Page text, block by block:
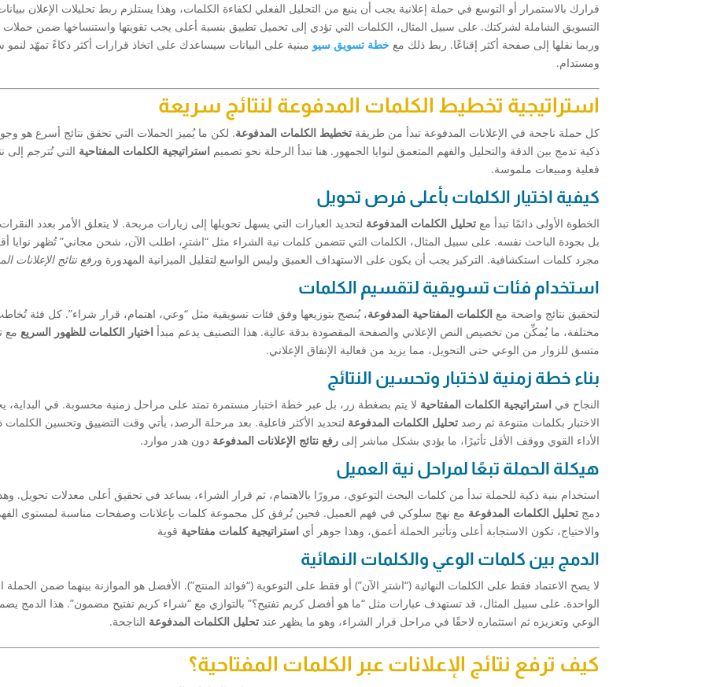
قرارك بالاستمرار أو التوسع في حملة إعلانية يجب أن ينبع من التحليل الفعلي لكفاءة الكلمات، وهذا يستلزم ربط تحليلات الإعلان
التسويق الشاملة لشركتك. على سبيل المثال، الكلمات التي تؤدي إلى تحميل تطبيق بنسبة أعلى يجب تقويتها واستنساخها ضمن حملات
وربما نقلها إلى صفحة أكثر إقناعًا. ربط ذلك معخطة تسويق سيو مبنية على البيانات سيساعدك على اتخاذ قرارات أكثر ذكاءً تمهّد لنمو
ومستدام.
استراتيجية تخطيط الكلمات المدفوعة لنتائج سريعة
كل حملة ناجحة في الإعلانات المدفوعة تبدأ من طريقةتخطيط الكلمات المدفوعة. لكن ما يُميز الحملات التي تحقق نتائج أسرع هو
ذكية تدمج بين الدقة والتحليل والفهم المتعمق لنوايا الجمهور. هنا تبدأ الرحلة نحو تصميم استراتيجية الكلمات المفتاحية التي تُترجم إلى
فعلية ومبيعات ملموسة.
كيفية اختيار الكلمات بأعلى فرص تحويل
الخطوة الأولى دائمًا تبدأ معتحليل الكلمات المدفوعة لتحديد العبارات التي يسهل تحويلها إلى زيارات مربحة. لا يتعلق الأمر بعدد
بل بجودة الباحث نفسه. على سبيل المثال، الكلمات التي تتضمن كلمات نية الشراء مثل “اشترِ، اطلب الآن، شحن مجاني” تُظهر نوايا
مجرد كلمات استكشافية. التركيز يجب أن يكون على الاستهداف العميق وليس الواسع لتقليل الميزانية المهدورة ورفع نتائج الإعلانات
استخدام فئات تسويقية لتقسيم الكلمات
لتحقيق نتائج واضحة مع الكلمات المفتاحية المدفوعة، يُنصح بتوزيعها وفق فئات تسويقية مثل “وعي، اهتمام، قرار شراء”. كل فئة
مختلفة، ما يُمكِّن من تخصيص النص الإعلاني والصفحة المقصودة بدقة عالية. هذا التصنيف يدعم مبدأ اختيار الكلمات للظهور السريع مع
متسق للزوار من الوعي حتى التحويل، مما يزيد من فعالية الإنفاق الإعلاني.
بناء خطة زمنية لاختبار وتحسين النتائج
النجاح في استراتيجية الكلمات المفتاحية لا يتم بضغطة زر، بل عبر خطة اختبار مستمرة تمتد على مراحل زمنية محسوبة. في البداية،
الاختبار بكلمات متنوعة ثم رصدتحليل الكلمات المدفوعة لتحديد الأكثر فاعلية. بعد مرحلة الرصد، يأتي وقت التضييق وتحسين الكلمات
الأداء القوي ووقف الأقل تأثيرًا، ما يؤدي بشكل مباشر إلىرفع نتائج الإعلانات المدفوعة دون هدر موارد.
هيكلة الحملة تبعًا لمراحل نية العميل
استخدام بنية ذكية للحملة تبدأ من كلمات البحث التوعوي، مرورًا بالاهتمام، ثم قرار الشراء، يساعد في تحقيق أعلى معدلات تحويل.
دمجتحليل الكلمات المدفوعة مع نهج سلوكي في فهم العميل. فحين تُرفق كل مجموعة كلمات بإعلانات وصفحات مناسبة لمستوى
والاحتياج، تكون الاستجابة أعلى وتأثير الحملة أعمق، وهذا جوهر أي استراتيجية كلمات مفتاحية قوية
الدمج بين كلمات الوعي والكلمات النهائية
لا يصح الاعتماد فقط على الكلمات النهائية (“اشترِ الآن”) أو فقط على التوعوية (“فوائد المنتج”). الأفضل هو الموازنة بينهما ضمن الحملة
الواحدة. على سبيل المثال، قد تستهدف عبارات مثل “ما هو أفضل كريم تفتيح؟” بالتوازي مع “شراء كريم تفتيح مضمون”. هذا الدمج
الوعي وتعزيزه ثم استثماره لاحقًا في مراحل قرار الشراء، وهو ما يظهر عندتحليل الكلمات المدفوعة الناجحة.
كيف ترفع نتائج الإعلانات عبر الكلمات المفتاحية؟